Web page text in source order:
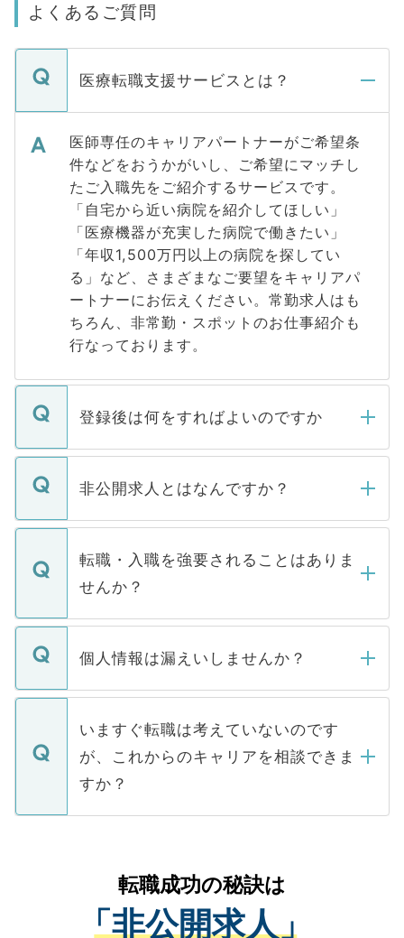
よくあるご質問
医療転職支援サービスとは？
医師専任のキャリアパートナーがご希望条
件などをおうかがいし、ご希望にマッチし
たご入職先をご紹介するサービスです。
「自宅から近い病院を紹介してほしい」
「医療機器が充実した病院で働きたい」
「年収1,500万円以上の病院を探してい
る」など、さまざまなご要望をキャリアパ
ートナーにお伝えください。常勤求人はも
ちろん、非常勤・スポットのお仕事紹介も
行なっております。
登録後は何をすればよいのですか
ご登録いただきましたら、弊社担当者がご
登録内容を確認し、その後メールもしくは
ます。通常、5営業日以内にはご連絡をせて
いただきますので、しばらくお待ちくださ
非公開求人とはなんですか？
マイナビDOCTORで取り扱っている求人の
うち約3割は、Webサイトからご覧いただ
けない「非公開求人」です。非公開求人は
下記の理由によって、一般には公開してい
ません。
■応募殺到を避けるため 人気のある医療機
関を公にしてしまうと、応募が殺到する場
に、医療機関が求める条件に合った人材の
みを人材紹介会社に依頼するケースが増え
ています。
転職・入職を強要されることはありま
せんか？
転職・入職を強要することは一切ありませ
ん。また、仮に応募先から内定をいただい
定を承諾する必要はありません。内定先へ
の辞退の連絡はキャリアパートナーが行い
個人情報は漏えいしませんか？
個人情報が漏えいすることはありませんの
で、ご安心ください。当サイトからの登録
などで収集したご登録者様の個人情報は、
ご本人のキャリアアップおよび転職活動の
支援を目的に使用いたします。お預かりし
ているすべての個人データはご本人の許可
は、個人情報の取り扱いについての厳密な
管理基準を満たした事業者のみに付与され
る、プライバシーマークを取得済みです。
いますぐ転職は考えていないのです
が、これからのキャリアを相談できま
すか？
かがいして、現在の医療機関の状況や紹介
経験をまじえながら、適切なアドバイスを
させていただきます。すぐにご転職をされ
転職成功の秘訣は
「非公開求人」